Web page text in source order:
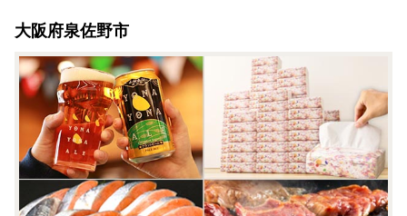
大阪府泉佐野市